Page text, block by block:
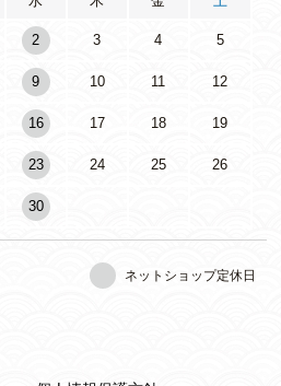
2 3 4 5
9 10 11 12
16 17 18 19
23 24 25 26
30
ネットショップ定休日